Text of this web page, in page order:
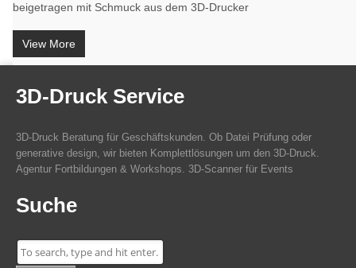
beigetragen mit Schmuck aus dem 3D-Drucker
View More
3D-Druck Service
3D-Druck Beratung für Geschäftskunden. Ob Datei Prüfung oder
generative design, wir bieten Komplettlösungen um den 3D-Druck.
Agentur Fortbildungen & Workshops. 3D-Scanner für Events
Suche